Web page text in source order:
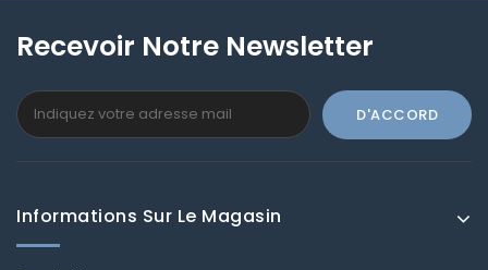
Recevoir Notre Newsletter
Informations Sur Le Magasin